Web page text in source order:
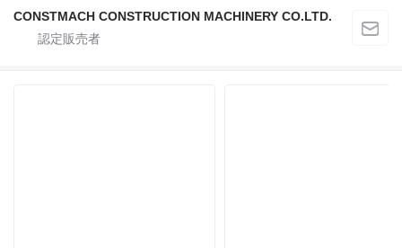
CONSTMACH CONSTRUCTION MACHINERY CO.LTD.